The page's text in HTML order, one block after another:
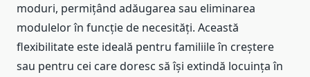
moduri, permițând adăugarea sau eliminarea
modulelor în funcție de necesități. Această
flexibilitate este ideală pentru familiile în creștere
sau pentru cei care doresc să își extindă locuința în